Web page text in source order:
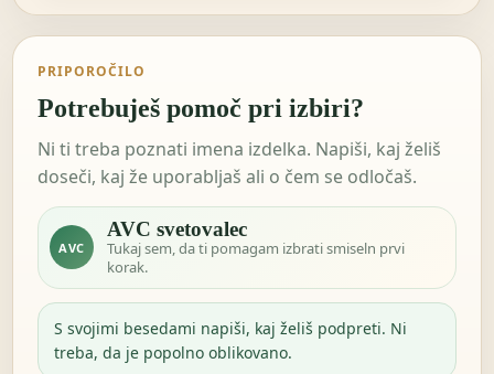
PRIPOROČILO
Potrebuješ pomoč pri izbiri?
Ni ti treba poznati imena izdelka. Napiši, kaj želiš
doseči, kaj že uporabljaš ali o čem se odločaš.
AVC
AVC svetovalec
Tukaj sem, da ti pomagam izbrati smiseln prvi
korak.
S svojimi besedami napiši, kaj želiš podpreti. Ni
treba, da je popolno oblikovano.